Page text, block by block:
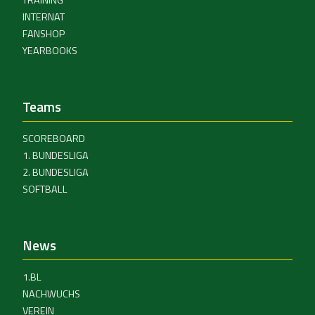
INTERNAT
FANSHOP
YEARBOOKS
Teams
SCOREBOARD
1. BUNDESLIGA
2. BUNDESLIGA
SOFTBALL
News
1.BL
NACHWUCHS
VEREIN